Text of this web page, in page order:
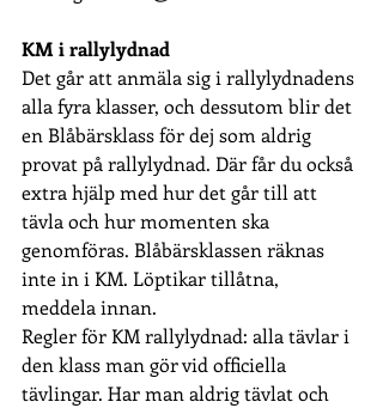
KM i rallylydnad
Det går att anmäla sig i rallylydnadens
alla fyra klasser, och dessutom blir det
en Blåbärsklass för dej som aldrig
provat på rallylydnad. Där får du också
extra hjälp med hur det går till att
tävla och hur momenten ska
genomföras. Blåbärsklassen räknas
inte in i KM. Löptikar tillåtna,
meddela innan.
Regler för KM rallylydnad: alla tävlar i
den klass man gör vid officiella
tävlingar. Har man aldrig tävlat och